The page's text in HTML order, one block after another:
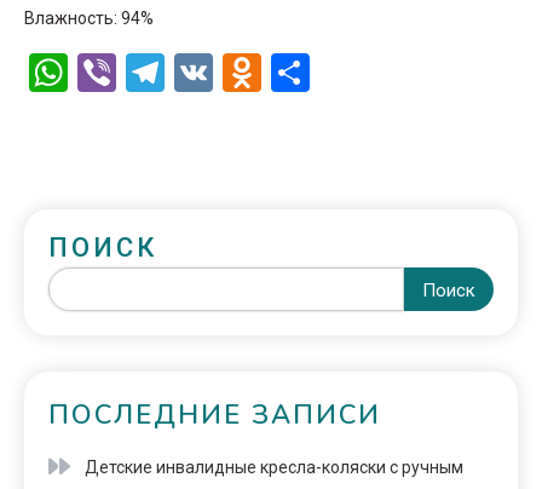
Влажность: 94%
WhatsApp
ViberTelegram
VK Odnoklassniki
ПОИСК
Поиск
ПОСЛЕДНИЕ ЗАПИСИ
Детские инвалидные кресла-коляски с ручным